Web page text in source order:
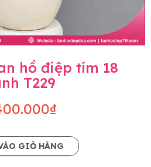
hồ điệp tím 18
T229
GIỎ HÀNG